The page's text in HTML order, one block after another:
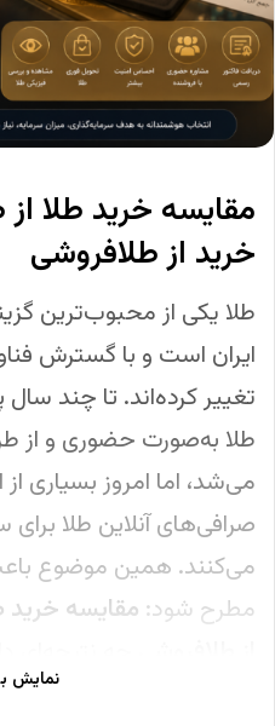
مقایسه خرید طلا از
خرید از طلافروشی
طلا یکی از محبوب‌ترین
ایران است و با گسترش
تغییر کرده‌اند. تا چند
طلا به‌صورت حضوری و از
می‌شد، اما امروز بسیاری از
صرافی‌های آنلاین طلا برای
می‌کنند. همین موضوع
مطرح شود: مقایسه خرید
سرمایه‌گذاری مناسب‌تر
نمایش